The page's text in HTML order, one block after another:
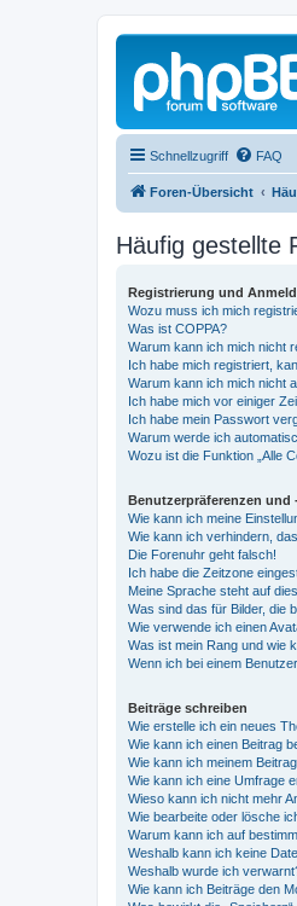
Schnellzugriff FAQ
Foren-Übersicht
Häufig gestellte
Registrierung und
Wozu muss ich mich
Was ist COPPA?
Warum kann ich mich nicht
Ich habe mich registriert,
Warum kann ich mich nicht
Ich habe mich vor einiger
Ich habe mein Passwort
Warum werde ich
Wozu ist die Funktion „Alle
Benutzerpräferenzen und
Wie kann ich meine
Wie kann ich verhindern,
Die Forenuhr geht falsch!
Ich habe die Zeitzone
Meine Sprache steht auf
Was sind das für Bilder, die
Wie verwende ich einen
Was ist mein Rang und wie
Wenn ich bei einem
Beiträge schreiben
Wie erstelle ich ein neues
Wie kann ich einen Beitrag
Wie kann ich meinem
Wie kann ich eine Umfrage
Wieso kann ich nicht mehr
Wie bearbeite oder lösche
Warum kann ich auf
Weshalb kann ich keine
Weshalb wurde ich
Wie kann ich Beiträge den